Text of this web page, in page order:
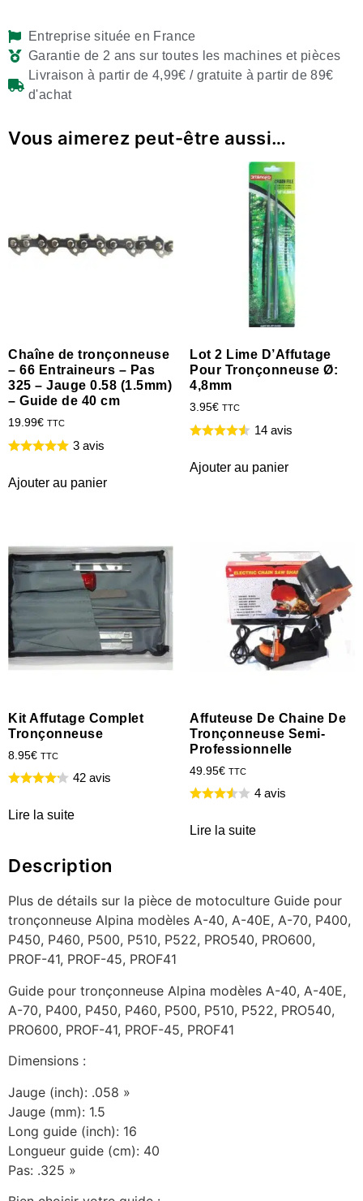
Entreprise située en France
Garantie de 2 ans sur toutes les machines et pièces
Livraison à partir de 4,99€ / gratuite à partir de 89€
d'achat
Vous aimerez peut-être aussi…
Chaîne de tronçonneuse
– 66 Entraineurs – Pas
325 – Jauge 0.58 (1.5mm)
– Guide de 40 cm
19.99€ TTC
3 avis
Ajouter au panier
Lot 2 Lime D’Affutage
Pour Tronçonneuse Ø:
4,8mm
3.95€ TTC
14 avis
Ajouter au panier
Kit Affutage Complet
Tronçonneuse
8.95€ TTC
42 avis
Lire la suite
Affuteuse De Chaine De
Tronçonneuse Semi-
Professionnelle
49.95€ TTC
4 avis
Lire la suite
Description
Plus de détails sur la pièce de motoculture Guide pour
tronçonneuse Alpina modèles A-40, A-40E, A-70, P400,
P450, P460, P500, P510, P522, PRO540, PRO600,
PROF-41, PROF-45, PROF41
Guide pour tronçonneuse Alpina modèles A-40, A-40E,
A-70, P400, P450, P460, P500, P510, P522, PRO540,
PRO600, PROF-41, PROF-45, PROF41
Dimensions :
Jauge (inch): .058 »
Jauge (mm): 1.5
Long guide (inch): 16
Longueur guide (cm): 40
Pas: .325 »